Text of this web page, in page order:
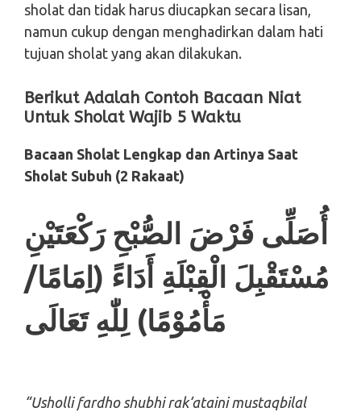
sholat dan tidak harus diucapkan secara lisan,
namun cukup dengan menghadirkan dalam hati
tujuan sholat yang akan dilakukan.
Berikut Adalah Contoh Bacaan Niat
Untuk Sholat Wajib 5 Waktu
Bacaan Sholat Lengkap dan Artinya Saat
Sholat Subuh (2 Rakaat)
أُصَلِّى فَرْضَ الصُّبْحِ رَكْعَتَيْنِ
مُسْتَقْبِلَ الْقِبْلَةِ أَدَاءً (اِمَامًا/
مَأْمُوْمًا) لِلّٰهِ تَعَالَى
“Usholli fardho shubhi rak‘ataini mustaqbilal